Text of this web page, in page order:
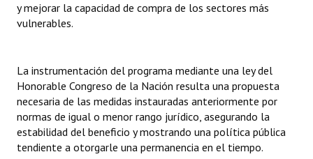
y mejorar la capacidad de compra de los sectores más
vulnerables.
La instrumentación del programa mediante una ley del
Honorable Congreso de la Nación resulta una propuesta
necesaria de las medidas instauradas anteriormente por
normas de igual o menor rango jurídico, asegurando la
estabilidad del beneficio y mostrando una política pública
tendiente a otorgarle una permanencia en el tiempo.